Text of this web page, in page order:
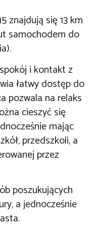
znajdują się 13 km
samochodem do
i kontakt z
łatwy dostęp do
pozwala na relaks
cieszyć się
mając
przedszkoli, a
przez
poszukujących
a jednocześnie